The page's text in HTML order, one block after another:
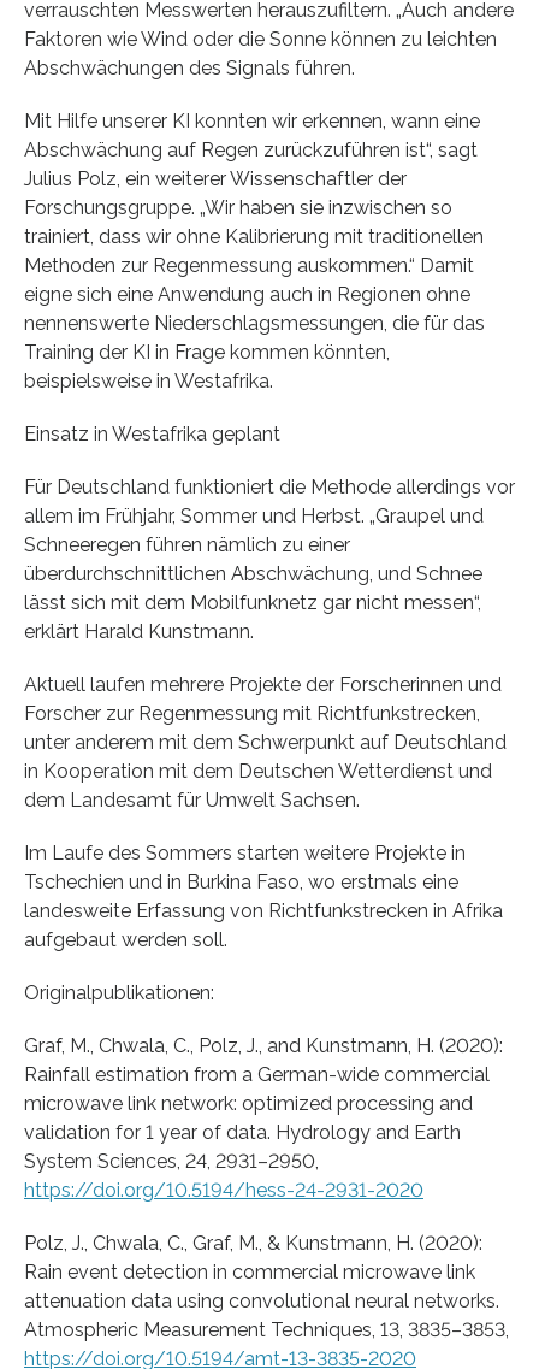
verrauschten Messwerten herauszufiltern. „Auch andere
Faktoren wie Wind oder die Sonne können zu leichten
Abschwächungen des Signals führen.
Mit Hilfe unserer KI konnten wir erkennen, wann eine
Abschwächung auf Regen zurückzuführen ist“, sagt
Julius Polz, ein weiterer Wissenschaftler der
Forschungsgruppe. „Wir haben sie inzwischen so
trainiert, dass wir ohne Kalibrierung mit traditionellen
Methoden zur Regenmessung auskommen.“ Damit
eigne sich eine Anwendung auch in Regionen ohne
nennenswerte Niederschlagsmessungen, die für das
Training der KI in Frage kommen könnten,
beispielsweise in Westafrika.
Einsatz in Westafrika geplant
Für Deutschland funktioniert die Methode allerdings vor
allem im Frühjahr, Sommer und Herbst. „Graupel und
Schneeregen führen nämlich zu einer
überdurchschnittlichen Abschwächung, und Schnee
lässt sich mit dem Mobilfunknetz gar nicht messen“,
erklärt Harald Kunstmann.
Aktuell laufen mehrere Projekte der Forscherinnen und
Forscher zur Regenmessung mit Richtfunkstrecken,
unter anderem mit dem Schwerpunkt auf Deutschland
in Kooperation mit dem Deutschen Wetterdienst und
dem Landesamt für Umwelt Sachsen.
Im Laufe des Sommers starten weitere Projekte in
Tschechien und in Burkina Faso, wo erstmals eine
landesweite Erfassung von Richtfunkstrecken in Afrika
aufgebaut werden soll.
Originalpublikationen:
Graf, M., Chwala, C., Polz, J., and Kunstmann, H. (2020):
Rainfall estimation from a German-wide commercial
microwave link network: optimized processing and
validation for 1 year of data. Hydrology and Earth
System Sciences, 24, 2931–2950,
https://doi.org/10.5194/hess-24-2931-2020
Polz, J., Chwala, C., Graf, M., & Kunstmann, H. (2020):
Rain event detection in commercial microwave link
attenuation data using convolutional neural networks.
Atmospheric Measurement Techniques, 13, 3835–3853,
https://doi.org/10.5194/amt-13-3835-2020